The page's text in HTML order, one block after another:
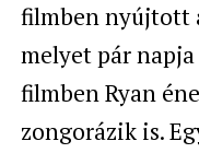
filmben nyújtott
melyet pár
filmben Ryan
zongorázik is.